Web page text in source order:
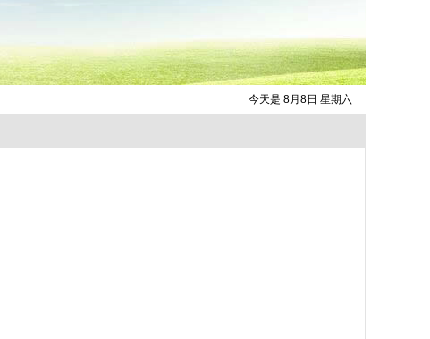
今天是 8月8日 星期六